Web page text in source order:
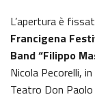
L’apertura è
Francigena
Band “Filippo
Nicola Pecorelli,
Teatro Don